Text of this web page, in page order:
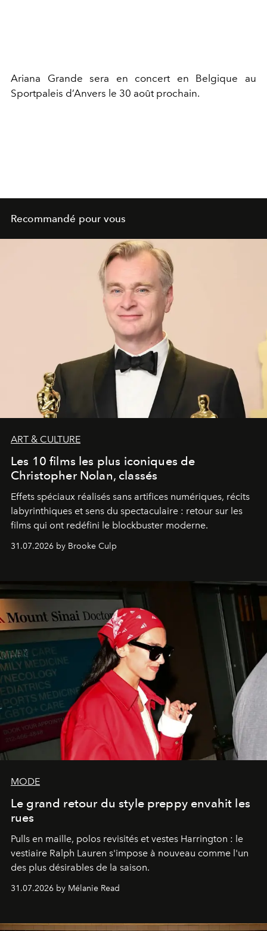
Ariana Grande sera en concert en Belgique au
Sportpaleis d’Anvers le 30 août prochain.
Recommandé pour vous
ART & CULTURE
Les 10 films les plus iconiques de
Christopher Nolan, classés
Effets spéciaux réalisés sans artifices numériques, récits
labyrinthiques et sens du spectaculaire : retour sur les
films qui ont redéfini le blockbuster moderne.
31.07.2026 by Brooke Culp
MODE
Le grand retour du style preppy envahit les
rues
Pulls en maille, polos revisités et vestes Harrington : le
vestiaire Ralph Lauren s'impose à nouveau comme l'un
des plus désirables de la saison.
31.07.2026 by Mélanie Read